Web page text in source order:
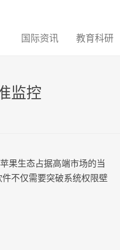
国际资讯 教育科研
监控
果生态占据高端市场的当
不仅需要突破系统权限壁